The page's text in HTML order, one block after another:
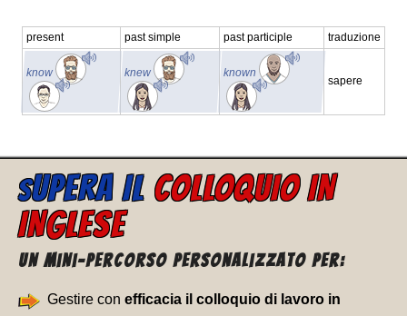
present past simple past participle traduzione
know knew known
sapere
SUPERA IL COLLOQUIO IN
INGLESE
Un Mini-percorso personalizzato per:
Gestire con efficacia il colloquio di lavoro in